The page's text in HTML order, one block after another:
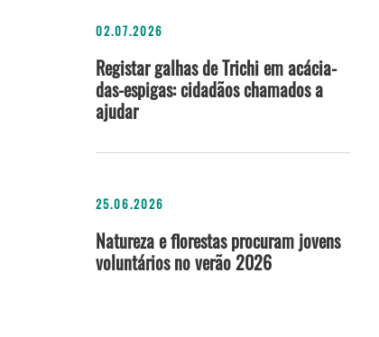
02.07.2026
Registar galhas de Trichi em acácia-
das-espigas: cidadãos chamados a
ajudar
25.06.2026
Natureza e florestas procuram jovens
voluntários no verão 2026